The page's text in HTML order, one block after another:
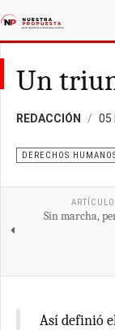
Un
REDACCIÓN 05
DERECHOS
Sin marcha,
Así definió